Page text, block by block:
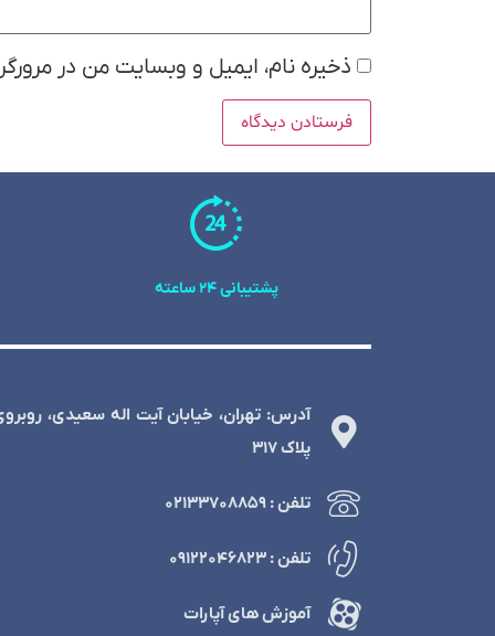
ذخیره نام، ایمیل و وبسایت من در
پشتیبانی 24 ساعته
آدرس: تهران، خیابان آیت اله سعیدی،
پلاک 317
تلفن : ۰۲۱۳۳۷۰۸۸۵۹
تلفن : ۰۹۱۲۲۰۴۶۸۲۳
آموزش های آپارات